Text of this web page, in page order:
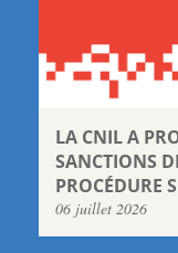
LA CNIL A
SANCTIONS
PROCÉDURE
06 juillet 2026